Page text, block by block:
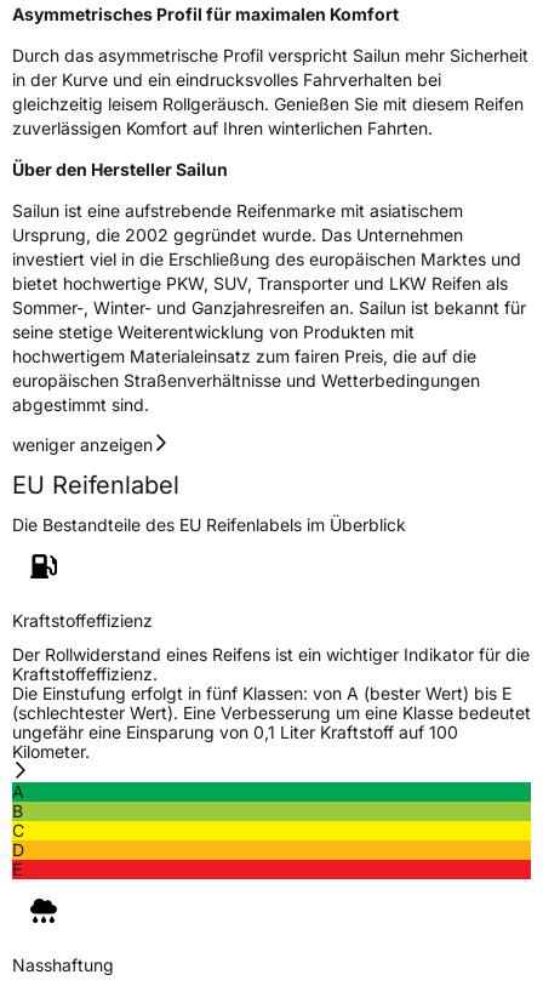
3PMSF / Schneeflockensymbol / Alpine-Symbol Ja
EPREL ID695145
Allgemeine Produktsicherheit (GPSR)
HerstellerkontaktSailun Europe GmbH, Grosser Hasenpfad 30
60598 Frankfurt Deutschland, www.sailun-
tyres.eu
Asymmetrisches Profil für maximalen Komfort
Durch das asymmetrische Profil verspricht Sailun mehr Sicherheit
in der Kurve und ein eindrucksvolles Fahrverhalten bei
gleichzeitig leisem Rollgeräusch. Genießen Sie mit diesem Reifen
zuverlässigen Komfort auf Ihren winterlichen Fahrten.
Über den Hersteller Sailun
Sailun ist eine aufstrebende Reifenmarke mit asiatischem
Ursprung, die 2002 gegründet wurde. Das Unternehmen
investiert viel in die Erschließung des europäischen Marktes und
bietet hochwertige PKW, SUV, Transporter und LKW Reifen als
Sommer-, Winter- und Ganzjahresreifen an. Sailun ist bekannt für
seine stetige Weiterentwicklung von Produkten mit
hochwertigem Materialeinsatz zum fairen Preis, die auf die
europäischen Straßenverhältnisse und Wetterbedingungen
abgestimmt sind.
weniger anzeigen
EU Reifenlabel
Die Bestandteile des EU Reifenlabels im Überblick
Kraftstoffeffizienz
Der Rollwiderstand eines Reifens ist ein wichtiger Indikator für die
Kraftstoffeffizienz.
Die Einstufung erfolgt in fünf Klassen: von A (bester Wert) bis E
(schlechtester Wert). Eine Verbesserung um eine Klasse bedeutet
ungefähr eine Einsparung von 0,1 Liter Kraftstoff auf 100
Kilometer.
A
B
C
D
E
Nasshaftung